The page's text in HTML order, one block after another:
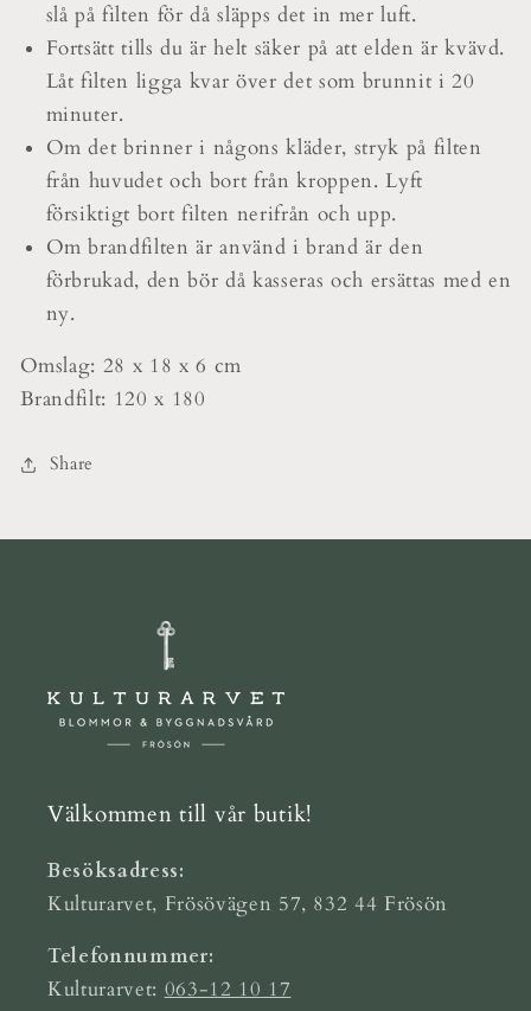
slå på filten för då släpps det in mer luft.
Fortsätt tills du är helt säker på att elden är kvävd.
Låt filten ligga kvar över det som brunnit i 20
minuter.
Om det brinner i någons kläder, stryk på filten
från huvudet och bort från kroppen. Lyft
försiktigt bort filten nerifrån och upp.
Om brandfilten är använd i brand är den
förbrukad, den bör då kasseras och ersättas med en
ny.
Omslag: 28 x 18 x 6 cm
Brandfilt: 120 x 180
Share
Välkommen till vår butik!
Besöksadress:
Kulturarvet, Frösövägen 57, 832 44 Frösön
Telefonnummer:
Kulturarvet: 063-12 10 17